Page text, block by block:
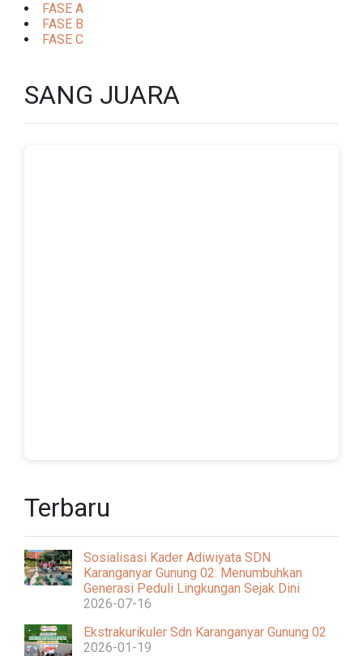
FASE A
FASE B
FASE C
SANG JUARA
Terbaru
Sosialisasi Kader Adiwiyata SDN
Karanganyar Gunung 02: Menumbuhkan
Generasi Peduli Lingkungan Sejak Dini
2026-07-16
Ekstrakurikuler Sdn Karanganyar Gunung 02
2026-01-19